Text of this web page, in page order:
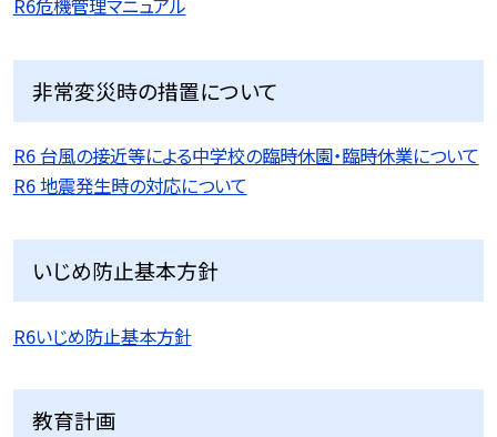
R6危機管理マニュアル
非常変災時の措置について
R6 台風の接近等による中学校の臨時休園・臨時休業について
R6 地震発生時の対応について
いじめ防止基本方針
R6いじめ防止基本方針
教育計画